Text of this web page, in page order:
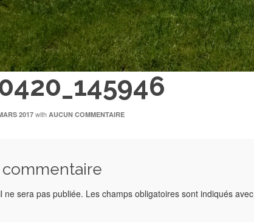
2017 with AUCUN COMMENTAIRE
commentaire
ne sera pas publiée. Les champs obligatoires sont indiqués avec